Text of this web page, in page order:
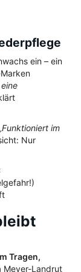
ein – ein
im
Nur
Tragen,
Meyer-Landrut